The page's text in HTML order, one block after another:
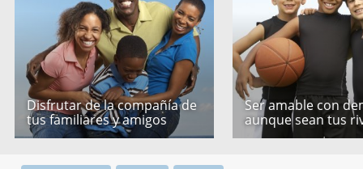
Disfrutar de la compañía de
tus familiares y amigos
Ser amable con
aunque sean tus